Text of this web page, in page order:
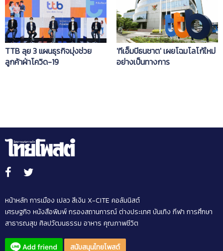
TTB ลุย 3 แผนธุรกิจมุ่งช่วย
ลูกค้าฝ่าโควิด-19
'ทีเอ็มบีธนชาต' เผยโฉมโลโก้ใหม่
อย่างเป็นทางการ
หน้าหลัก การเมือง เปลว สีเงิน X-CITE คอลัมนิสต์
เศรษฐกิจ หนังสือพิมพ์กรองสถานการณ์ต่างประเทศบันเทิง กีฬา การศึกษา
สาธารณสุข ศิลปวัฒนธรรม อาหาร คุณภาพชีวิต
สนับสนุนไทยโพสต์